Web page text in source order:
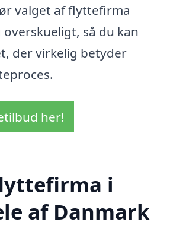
valget af flyttefirma
så du kan
der virkelig betyder
her!
i
af Danmark